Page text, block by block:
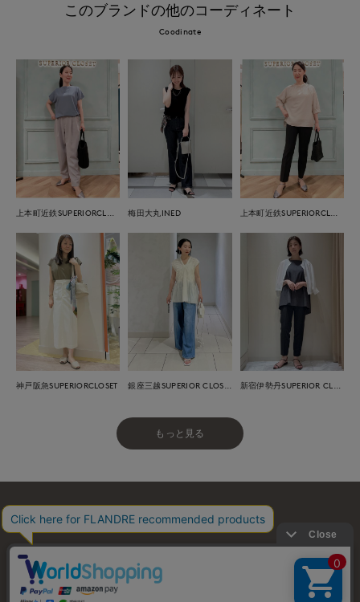
このブランドの他のコーディネート
Coodinate
梅田大丸INED
神戸阪急SUPERIORCLOSET
もっと見る
お問い合わせ 利用規約 プライバシーポリシー
特定商取引・古物営業法に基づく表示